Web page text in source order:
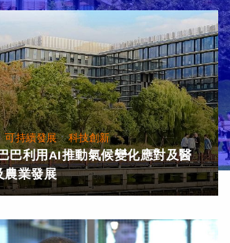
可持續發展·科技創新
巴利用AI推動氣候變化應對及醫
農業發展